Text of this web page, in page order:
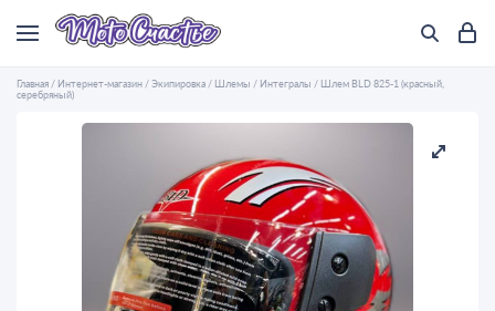
Главная / Интернет-магазин /Экипировка / Шлемы / Интегралы / Шлем BLD 825-1 (красный,
серебряный)